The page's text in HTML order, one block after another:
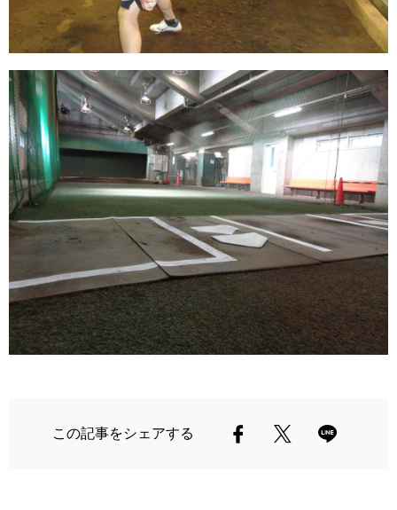
この記事をシェアする